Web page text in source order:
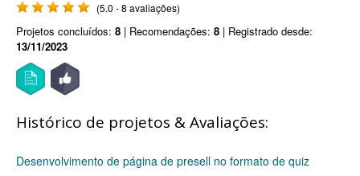
(5.0 - 8 avaliações)
Projetos concluídos: 8 | Recomendações: 8 | Registrado desde:
13/11/2023
Histórico de projetos & Avaliações:
Desenvolvimento de página de presell no formato de quiz